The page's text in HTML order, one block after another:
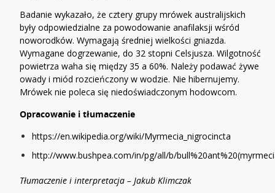
Badanie wykazało, że cztery grupy mrówek australijskich
były odpowiedzialne za powodowanie anafilaksji wśród
noworodków. Wymagają średniej wielkości gniazda.
Wymagane dogrzewanie, do 32 stopni Celsjusza. Wilgotność
powietrza waha się między 35 a 60%. Należy podawać żywe
owady i miód rozcieńczony w wodzie. Nie hibernujemy.
Mrówek nie poleca się niedoświadczonym hodowcom.
Opracowanie i tłumaczenie
https://en.wikipedia.org/wiki/Myrmecia_nigrocincta
http://www.bushpea.com/in/pg/all/b/
Tłumaczenie i interpretacja – Jakub Klimczak